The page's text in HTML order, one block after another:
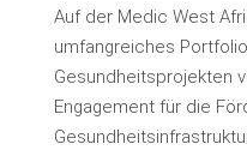
Auf der Medic West
umfangreiches
Gesundheitsprojekten
Engagement für die